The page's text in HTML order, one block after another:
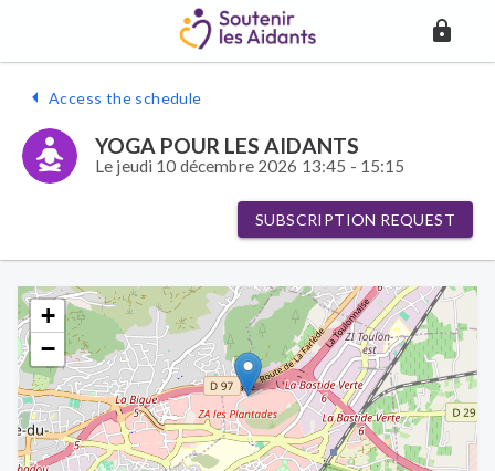
Access the schedule
YOGA POUR LES AIDANTS
Le jeudi 10 décembre 2026 13:45 - 15:15
SUBSCRIPTION REQUEST
+
−